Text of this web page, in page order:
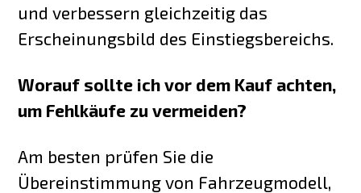
und verbessern gleichzeitig das
Erscheinungsbild des Einstiegsbereichs.
Worauf sollte ich vor dem Kauf achten,
um Fehlkäufe zu vermeiden?
Am besten prüfen Sie die
Übereinstimmung von Fahrzeugmodell,